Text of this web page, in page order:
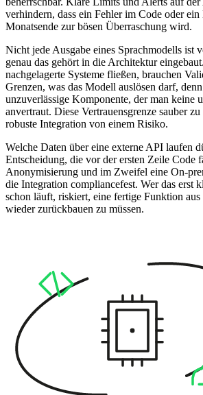
verhindern, dass ein Fehler im Code oder ein
Monatsende zur bösen Überraschung wird.
Nicht jede Ausgabe eines Sprachmodells ist
genau das gehört in die Architektur
nachgelagerte Systeme fließen, brauchen
Grenzen, was das Modell auslösen darf,
unzuverlässige Komponente, der man keine
anvertraut. Diese Vertrauensgrenze sauber
robuste Integration von einem Risiko.
Welche Daten über eine externe API laufen
Entscheidung, die vor der ersten Zeile Code
Anonymisierung und im Zweifel eine On-
die Integration compliancefest. Wer das erst
schon läuft, riskiert, eine fertige Funktion
wieder zurückbauen zu müssen.